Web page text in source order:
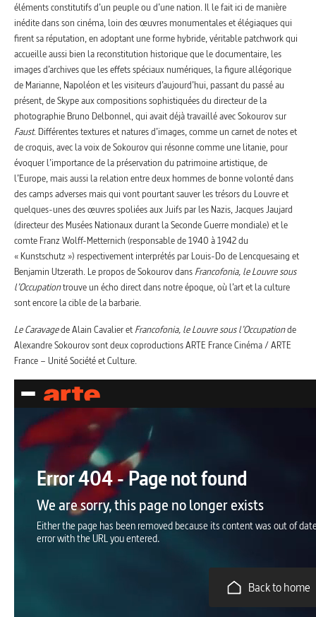
éléments constitutifs d’un peuple ou d’une nation. Il le fait ici de manière
inédite dans son cinéma, loin des œuvres monumentales et élégiaques qui
firent sa réputation, en adoptant une forme hybride, véritable patchwork qui
accueille aussi bien la reconstitution historique que le documentaire, les
images d’archives que les effets spéciaux numériques, la figure allégorique
de Marianne, Napoléon et les visiteurs d’aujourd’hui, passant du passé au
présent, de Skype aux compositions sophistiquées du directeur de la
photographie Bruno Delbonnel, qui avait déjà travaillé avec Sokourov sur
Faust. Différentes textures et natures d’images, comme un carnet de notes et
de croquis, avec la voix de Sokourov qui résonne comme une litanie, pour
évoquer l’importance de la préservation du patrimoine artistique, de
l’Europe, mais aussi la relation entre deux hommes de bonne volonté dans
des camps adverses mais qui vont pourtant sauver les trésors du Louvre et
quelques-unes des œuvres spoliées aux Juifs par les Nazis, Jacques Jaujard
(directeur des Musées Nationaux durant la Seconde Guerre mondiale) et le
comte Franz Wolff-Metternich (responsable de 1940 à 1942 du
« Kunstschutz ») respectivement interprétés par Louis-Do de Lencquesaing et
Benjamin Utzerath. Le propos de Sokourov dans Francofonia, le Louvre sous
l’Occupationtrouve un écho direct dans notre époque, où l’art et la culture
sont encore la cible de la barbarie.
Le Caravagede Alain Cavalier et Francofonia, le Louvre sous l’Occupationde
Alexandre Sokourov sont deux coproductions ARTE France Cinéma / ARTE
France – Unité Société et Culture.